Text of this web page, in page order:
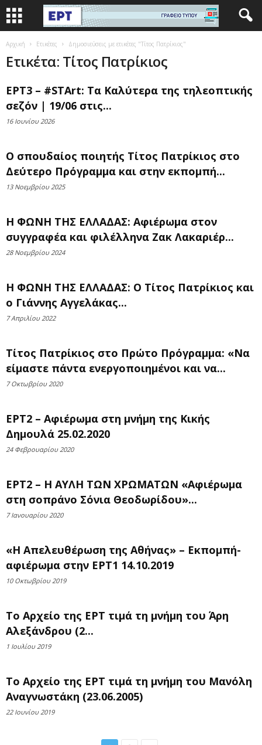
Αρχική Ετικέτες Δημοσιεύσεις με ετικέτες "Τίτος Πατρίκιος"
Ετικέτα: Τίτος Πατρίκιος
ΕΡΤ3 – #STArt: Τα Καλύτερα της τηλεοπτικής
σεζόν | 19/06 στις...
16 Ιουνίου 2026
Ο σπουδαίος ποιητής Τίτος Πατρίκιος στο
Δεύτερο Πρόγραμμα και στην εκπομπή...
13 Νοεμβρίου 2025
Η ΦΩΝΗ ΤΗΣ ΕΛΛΑΔΑΣ: Αφιέρωμα στον
συγγραφέα και φιλέλληνα Zακ Λακαριέρ...
28 Νοεμβρίου 2024
Η ΦΩΝΗ ΤΗΣ ΕΛΛΑΔΑΣ: Ο Τίτος Πατρίκιος και
ο Γιάννης Αγγελάκας...
7 Απριλίου 2022
Τίτος Πατρίκιος στο Πρώτο Πρόγραμμα: «Να
είμαστε πάντα ενεργοποιημένοι και να...
7 Οκτωβρίου 2020
ΕΡΤ2 – Αφιέρωμα στη μνήμη της Κικής
Δημουλά 25.02.2020
24 Φεβρουαρίου 2020
ΕΡΤ2 – Η ΑΥΛΗ ΤΩΝ ΧΡΩΜΑΤΩΝ «Αφιέρωμα
στη σοπράνο Σόνια Θεοδωρίδου»...
7 Ιανουαρίου 2020
«Η Απελευθέρωση της Αθήνας» – Εκπομπή-
αφιέρωμα στην ΕΡΤ1 14.10.2019
10 Οκτωβρίου 2019
Το Αρχείο της ΕΡΤ τιμά τη μνήμη του Άρη
Αλεξάνδρου (2...
1 Ιουλίου 2019
Το Αρχείο της ΕΡΤ τιμά τη μνήμη του Μανόλη
Αναγνωστάκη (23.06.2005)
22 Ιουνίου 2019